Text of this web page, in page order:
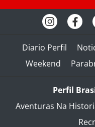
Diario Perfil
Weekend
Perfil
Aventuras Na